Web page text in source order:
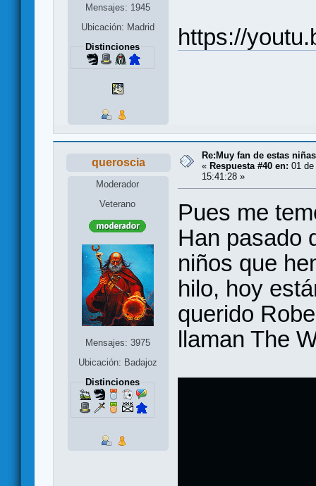
Mensajes: 1945
Ubicación: Madrid
Distinciones
https://
queroscia
Moderador
Veterano
Mensajes: 3975
Ubicación: Badajoz
Distinciones
Re:Muy fan de estas
« Respuesta #40 en: 01
15:41:28 »
Pues me
Han pasado
niños que
hilo, hoy
querido
llaman The